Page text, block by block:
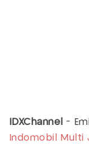
IDXChannel
-
Indomobil Multi